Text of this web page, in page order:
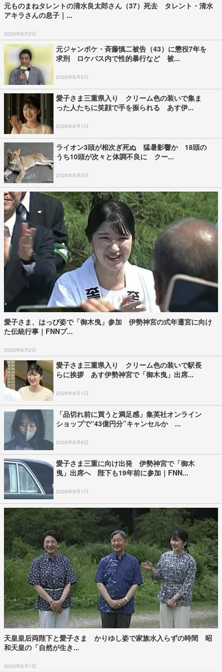
元ものまねタレントの清水良太郎さん（37）死去 タレント・清水
アキラさんの息子｜...
2026年8月2日
元ジャンポケ・斉藤慎二被告（43）に懲役7年を
求刑 ロケバス内で性的暴行など 被...
2026年8月5日
愛子さま三重県入り クリーム色の装いで集ま
った人たちに笑顔で手を振られる あす伊...
2026年8月1日
ライオン3頭が相次ぎ死ぬ 猛暑影響か 18頭の
うち10頭が次々と体調不良に クー...
2026年8月3日
愛子さま、はっぴ姿で「御木曳」参加 伊勢神宮の式年遷宮に向け
た伝統行事｜FNNプ...
2026年8月2日
愛子さま三重県入り クリーム色の装いで駅長
らに挨拶 あす伊勢神宮で「御木曳」出席...
2026年8月1日
「品切れ前に買うと満足感」集英社オンライン
ショップで“43億円分”キャンセルか ...
2026年8月6日
愛子さま三重に向け出発 伊勢神宮で「御木
曳」出席へ 陛下も19年前に参加｜FNN...
2026年8月1日
天皇皇后両陛下と愛子さま かりゆし姿で家族水入らずの時間 昭
和天皇の「自然が生き...
2026年8月1日